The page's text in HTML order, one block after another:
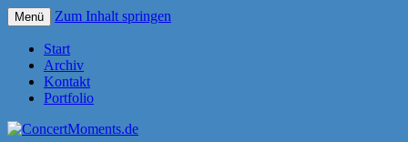
ConcertMoments.de
Menü Zum Inhalt springen
Start
Archiv
Kontakt
Portfolio